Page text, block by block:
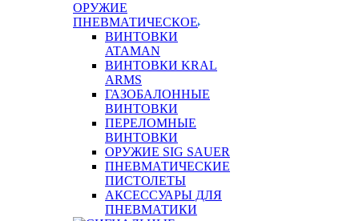
ОРУЖИЕ
ПНЕВМАТИЧЕСКОЕ
ВИНТОВКИ
ATAMAN
ВИНТОВКИ KRAL
ARMS
ГАЗОБАЛОННЫЕ
ВИНТОВКИ
ПЕРЕЛОМНЫЕ
ВИНТОВКИ
ОРУЖИЕ SIG SAUER
ПНЕВМАТИЧЕСКИЕ
ПИСТОЛЕТЫ
АКСЕССУАРЫ ДЛЯ
ПНЕВМАТИКИ